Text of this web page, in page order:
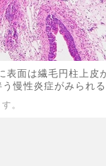
表面は繊毛円柱上皮
慢性炎症がみられる
。